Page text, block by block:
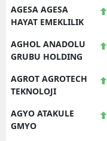
AGESA AGESA
HAYAT EMEKLILIK
AGHOL ANADOLU
GRUBU HOLDING
AGROT AGROTECH
TEKNOLOJI
AGYO ATAKULE
GMYO